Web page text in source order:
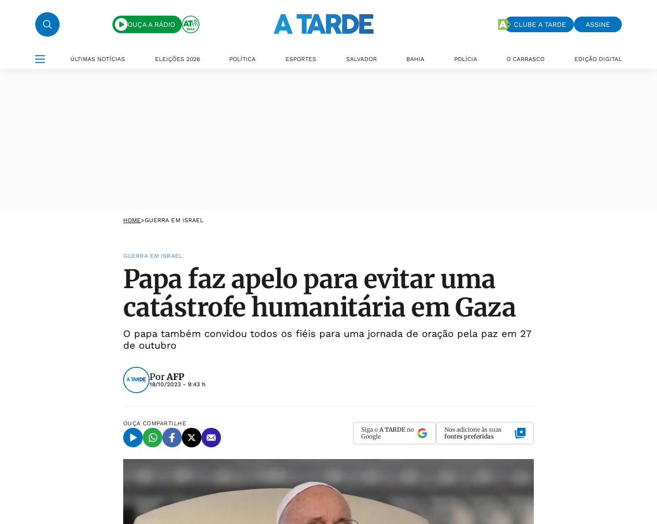
OUÇA A RÁDIO CLUBE A TARDE ASSINE
ÚLTIMAS NOTÍCIAS ELEIÇÕES 2026 POLÍTICA ESPORTES SALVADOR BAHIA POLÍCIA O CARRASCO EDIÇÃO DIGITAL
HOME>GUERRA EM ISRAEL
GUERRA EM ISRAEL
Papa faz apelo para evitar uma
catástrofe humanitária em Gaza
O papa também convidou todos os fiéis para uma jornada de oração pela paz em 27
de outubro
PorAFP
18/10/2023 - 9:43 h
OUÇA COMPARTILHE
Siga o A TARDE no
Google
Nos adicione às suas
fontes preferidas